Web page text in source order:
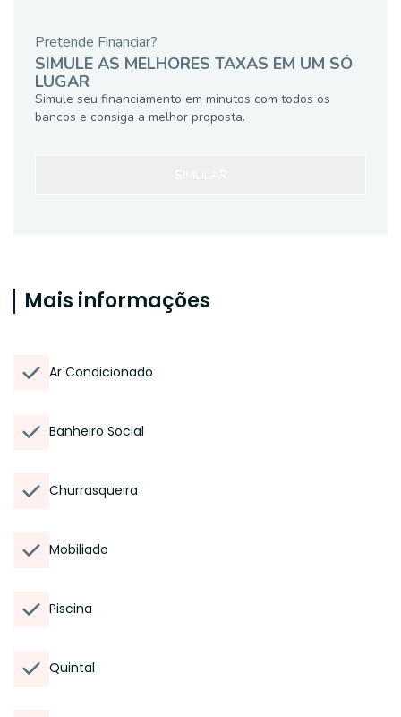
Pretende Financiar?
SIMULE AS MELHORES TAXAS EM UM SÓ
LUGAR
Simule seu financiamento em minutos com todos os
bancos e consiga a melhor proposta.
Mais informações
Ar Condicionado
Banheiro Social
Churrasqueira
Mobiliado
Piscina
Quintal